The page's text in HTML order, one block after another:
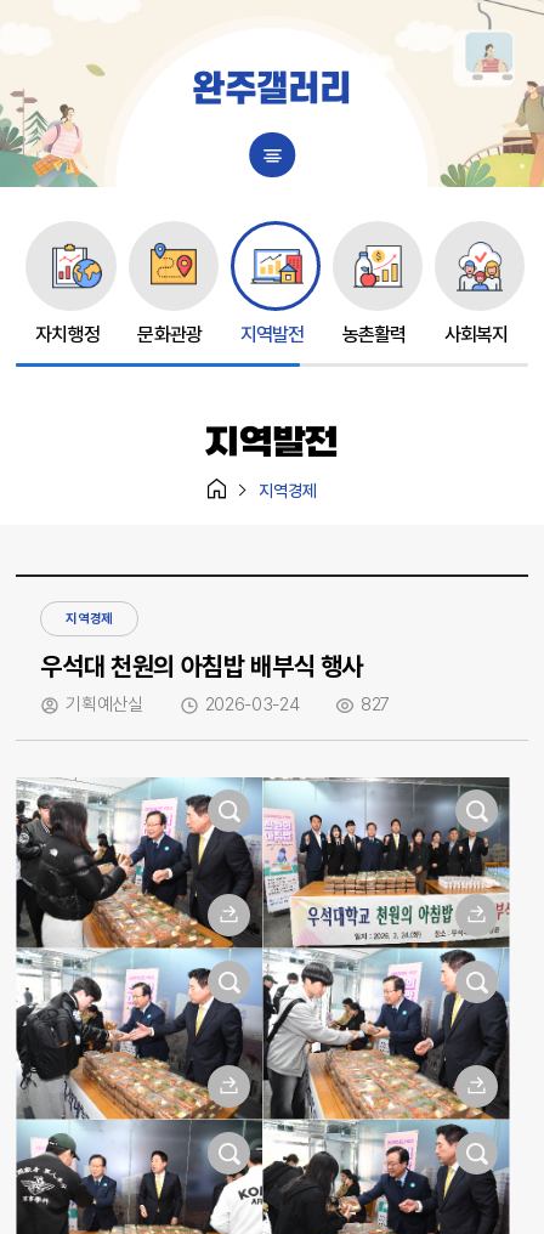
완주갤러리
자치행정 문화관광 지역발전 농촌활력 사회복지
지역발전
지역경제
지역경제
우석대 천원의 아침밥 배부식 행사
기획예산실 2026-03-24 827